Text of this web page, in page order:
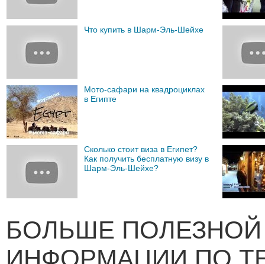
Что купить в Шарм-Эль-Шейхе
Мото-сафари на квадроциклах
в Египте
Сколько стоит виза в Египет?
Как получить бесплатную визу в
Шарм-Эль-Шейхе?
БОЛЬШЕ ПОЛЕЗНОЙ
ИНФОРМАЦИИ ПО